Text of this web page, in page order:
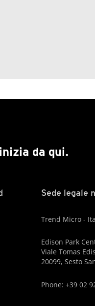
da qui.
Sede legale
Trend Micro -
Edison Park
Viale Tomas
20099, Sesto
Phone: +39 02